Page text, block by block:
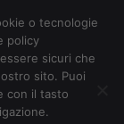
o tecnologie
policy
sicuri che
sito. Puoi
con il tasto